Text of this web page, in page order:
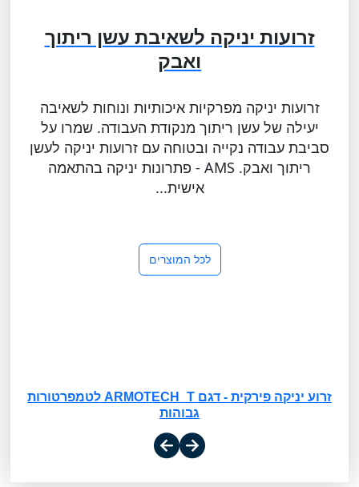
זרועות יניקה לשאיבת עשן ריתוך
ואבק
זרועות יניקה מפרקיות איכותיות ונוחות לשאיבה
יעילה של עשן ריתוך מנקודת העבודה. שמרו על
סביבת עבודה נקייה ובטוחה עם זרועות יניקה לעשן
ריתוך ואבק. AMS - פתרונות יניקה בהתאמה
אישית...
לכל המוצרים
זרוע יניקה פירקית - דגם ARMOTECH_T לטמפרטורות
גבוהות